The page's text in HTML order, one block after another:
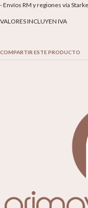
- Envíos RM y regiones vía
VALORES INCLUYEN IVA
COMPARTIR ESTE PRODUCTO